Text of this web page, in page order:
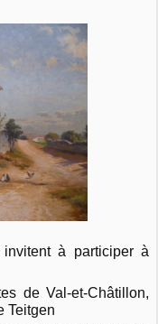
à participer à
de Val-et-Châtillon,
Teitgen